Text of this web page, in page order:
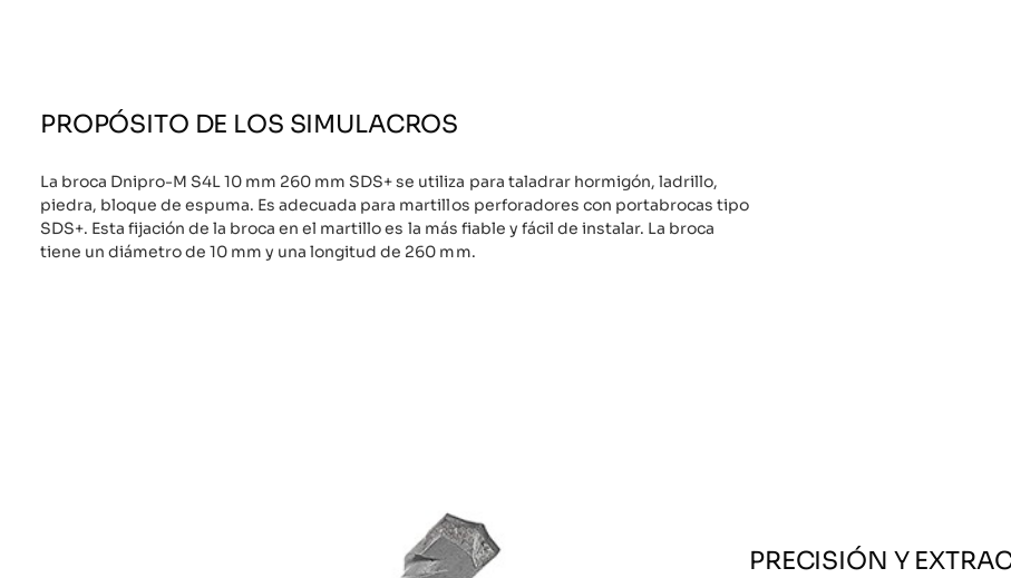
PROPÓSITO DE LOS SIMULACROS
La broca Dnipro-M S4L 10 mm 260 mm SDS+ se utiliza para taladrar hormigón, ladrillo,
piedra, bloque de espuma. Es adecuada para martillos perforadores con portabrocas tipo
SDS+. Esta fijación de la broca en el martillo es la más fiable y fácil de instalar. La broca
tiene un diámetro de 10 mm y una longitud de 260 mm.
PRECISIÓN Y